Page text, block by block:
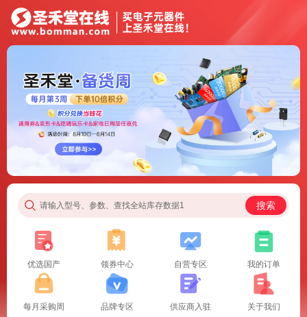
请输入型号、参数、查找全站库存数据1 搜索
优选国产 领券中心 自营专区 我的订单
每月采购周 品牌专区 供应商入驻 关于我们